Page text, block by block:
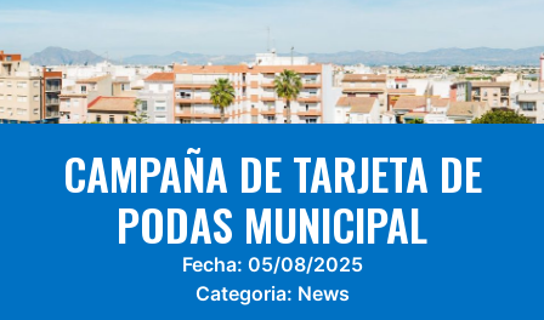
CAMPAÑA DE TARJETA DE
PODAS MUNICIPAL
Fecha: 05/08/2025
Categoria: News